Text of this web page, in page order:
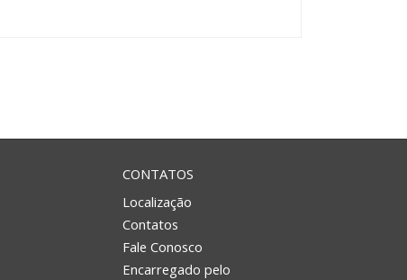
CONTATOS
Localização
Contatos
Fale Conosco
Encarregado pelo